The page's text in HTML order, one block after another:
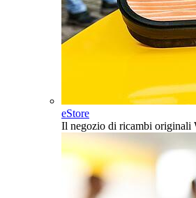
eStore
Il negozio di ricambi originali